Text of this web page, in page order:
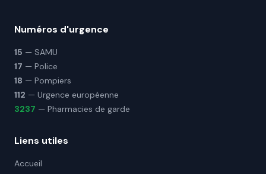
Numéros d'urgence
15 — SAMU
17 — Police
18 — Pompiers
112 — Urgence européenne
3237 — Pharmacies de garde
Liens utiles
Accueil